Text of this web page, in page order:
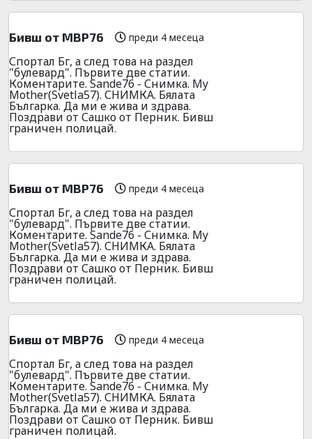
Бивш от МВР76 преди 4 месеца
Спортал Бг, а след това на раздел
"булевард". Първите две статии.
Коментарите. Sande76 - Снимка. My
Mother(Svetla57). СНИМКА. Бялата
Българка. Да ми е жива и здрава.
Поздрави от Сашко от Перник. Бивш
граничен полицай.
Бивш от МВР76 преди 4 месеца
Спортал Бг, а след това на раздел
"булевард". Първите две статии.
Коментарите. Sande76 - Снимка. My
Mother(Svetla57). СНИМКА. Бялата
Българка. Да ми е жива и здрава.
Поздрави от Сашко от Перник. Бивш
граничен полицай.
Бивш от МВР76 преди 4 месеца
Спортал Бг, а след това на раздел
"булевард". Първите две статии.
Коментарите. Sande76 - Снимка. My
Mother(Svetla57). СНИМКА. Бялата
Българка. Да ми е жива и здрава.
Поздрави от Сашко от Перник. Бивш
граничен полицай.